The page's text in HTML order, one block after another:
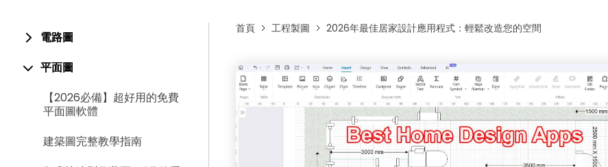
電路圖
平面圖
【2026必備】超好用的免費
平面圖軟體
建築圖完整教學指南
首頁 工程製圖 2026年最佳居家設計應用程式：輕鬆改造您的空間